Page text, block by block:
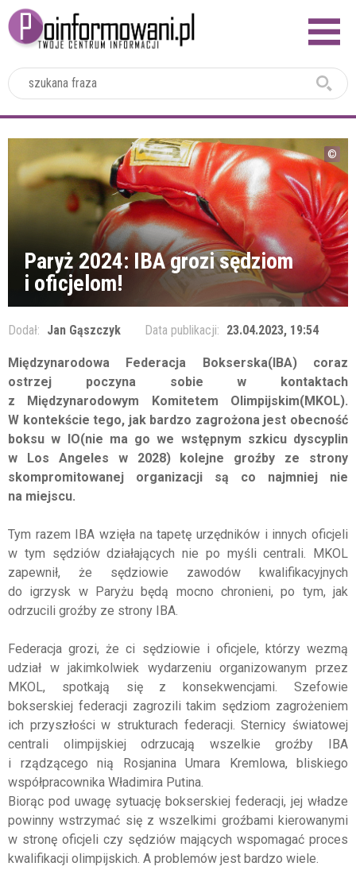
Paryż 2024: IBA grozi sędziom
i oficjelom!
Dodał: Jan Gąszczyk Data publikacji: 23.04.2023, 19:54
Międzynarodowa Federacja Bokserska(IBA) coraz
ostrzej poczyna sobie w kontaktach
z Międzynarodowym Komitetem Olimpijskim(MKOL).
W kontekście tego, jak bardzo zagrożona jest obecność
boksu w IO(nie ma go we wstępnym szkicu dyscyplin
w Los Angeles w 2028) kolejne groźby ze strony
skompromitowanej organizacji są co najmniej nie
na miejscu.
Tym razem IBA wzięła na tapetę urzędników i innych oficjeli
w tym sędziów działających nie po myśli centrali. MKOL
zapewnił, że sędziowie zawodów kwalifikacyjnych
do igrzysk w Paryżu będą mocno chronieni, po tym, jak
odrzucili groźby ze strony IBA
Federacja grozi, że ci sędziowie i oficjele, którzy wezmą
udział w jakimkolwiek wydarzeniu organizowanym przez
MKOL, spotkają się z konsekwencjami. Szefowie
bokserskiej federacji zagrozili takim sędziom zagrożeniem
ich przyszłości w strukturach federacji. Sternicy światowej
centrali olimpijskiej odrzucają wszelkie groźby IBA
i rządzącego nią Rosjanina Umara Kremlowa, bliskiego
współpracownika Władimira Putina.
Biorąc pod uwagę sytuację bokserskiej federacji, jej władze
powinny wstrzymać się z wszelkimi groźbami kierowanymi
w stronę oficjeli czy sędziów mających wspomagać proces
kwalifikacji olimpijskich. A problemów jest bardzo wiele.